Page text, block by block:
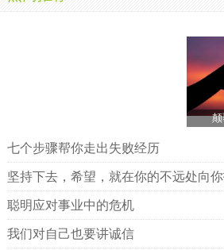
颠
七个步骤帮你走出失败经历
坚持下去，希望，就在你的不远处向
聪明应对事业中的危机
我们对自己也要讲诚信